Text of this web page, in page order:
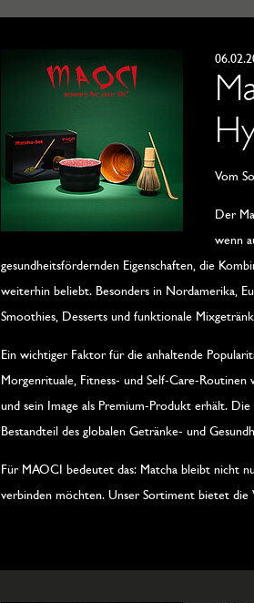
Vom
Der
wenn
gesundheitsfördernden Eigenschaften, die
weiterhin beliebt. Besonders in Nordamerika,
Smoothies, Desserts und funktionale
Ein wichtiger Faktor für die anhaltende
Morgenrituale, Fitness- und Self-Care-
und sein Image als Premium-Produkt erhält.
Bestandteil des globalen Getränke- und
Für MAOCI bedeutet das: Matcha bleibt nicht
verbinden möchten. Unser Sortiment bietet